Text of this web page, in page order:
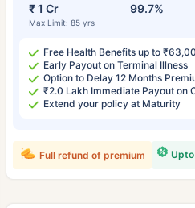
₹ 1 Cr
Max Limit: 85 yrs
99.7%
Free Health Benefits up to
Early Payout on Terminal Illness
Option to Delay 12 Months
₹2.0 Lakh Immediate Payout on
Extend your policy at Maturity
Full refund of premium